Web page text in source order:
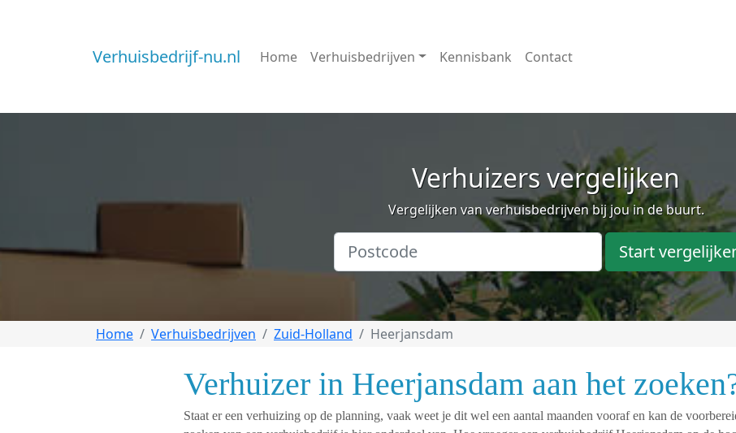
Verhuisbedrijf-nu.nl Home Verhuisbedrijven Kennisbank Contact
Verhuizers vergelijken
Vergelijken van verhuisbedrijven bij jou in de buurt.
Start
Home Verhuisbedrijven Zuid-Holland Heerjansdam
Verhuizer in Heerjansdam aan het
Staat er een verhuizing op de planning, vaak weet je dit wel een aantal maanden vooraf en kan de